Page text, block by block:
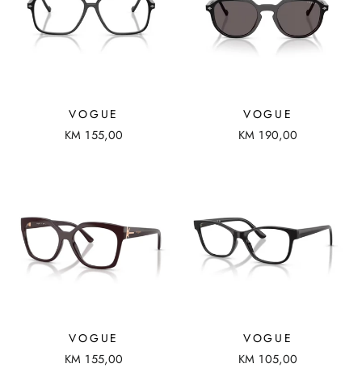
VOGUE
KM 155,00
VOGUE
KM 190,00
VOGUE
KM 155,00
VOGUE
KM 105,00